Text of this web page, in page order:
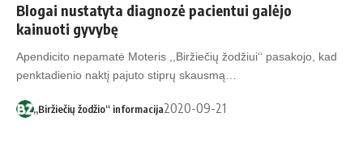
Blogai nustatyta diagnozė pacientui galėjo
kainuoti gyvybę
Apendicito nepamatė Moteris ,,Biržiečių žodžiui‘‘ pasakojo, kad
penktadienio naktį pajuto stiprų skausmą…
„Biržiečių žodžio“ informacija2020-09-21